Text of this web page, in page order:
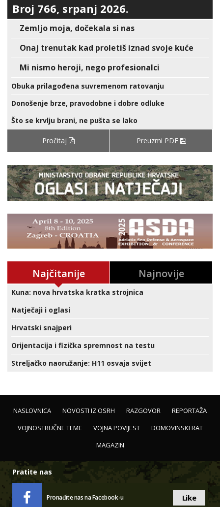
Broj 766, srpanj 2026.
Zemljo moja, dočekala si nas
Onaj trenutak kad proletiš iznad svoje kuće
Mi nismo heroji, nego profesionalci
Obuka prilagođena suvremenom ratovanju
Donošenje brze, pravodobne i dobre odluke
Što se krvlju brani, ne pušta se lako
Pročitaj Preuzmi PDF
Najčitanije Najnovije
Kuna: nova hrvatska kratka strojnica
Natječaji i oglasi
Hrvatski snajperi
Orijentacija i fizička spremnost na testu
Streljačko naoružanje: H11 osvaja svijet
NASLOVNICA NOVOSTI IZ OSRH RAZGOVOR
REPORTAŽA
VOJNOSTRUČNE TEME
VOJNA POVIJEST
DOMOVINSKI RAT
MAGAZIN
Pratite nas
Pronađite nas na Facebook-u Like